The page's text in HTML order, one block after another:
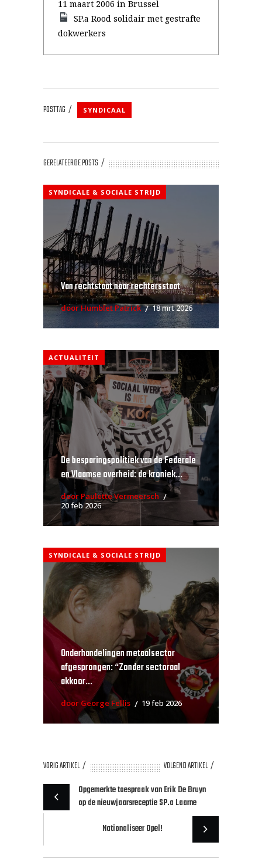
11 maart 2006 in Brussel
SP.a Rood solidair met gestrafte
dokwerkers
POSTTAG SYNDICAAL
GERELATEERDE POSTS
SYNDICALE & SOCIALE STRIJD
Van rechtstaat naar rechtersstaat
door Humblet Patrick 18 mrt 2026
ACTUALITEIT
De besparingspolitiek van de Federale
en Vlaamse overheid: de kroniek...
door Paulette Vermeersch
20 feb 2026
SYNDICALE & SOCIALE STRIJD
Onderhandelingen metaalsector
afgesprongen: “Zonder sectoraal
akkoor...
door George Fellis 19 feb 2026
VORIG ARTIKEL
VOLGEND ARTIKEL
Opgemerkte toespraak van Erik De Bruyn
op de nieuwjaarsreceptie SP.a Laarne
Nationaliseer Opel!